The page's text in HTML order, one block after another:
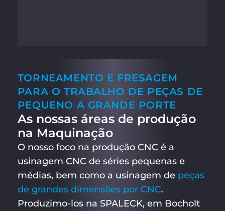
TORNEAMENTO E FRESAGEM
PARA O TRABALHO DE PEÇAS DE
PEQUENO A GRANDE PORTE
As nossas áreas de produção
na Maquinação
O nosso foco na produção CNC é a
usinagem CNC de séries pequenas e
médias, bem como a usinagem de peças
de grandes dimensões por CNC.
Produzimo-los na SPALECK, em Bocholt